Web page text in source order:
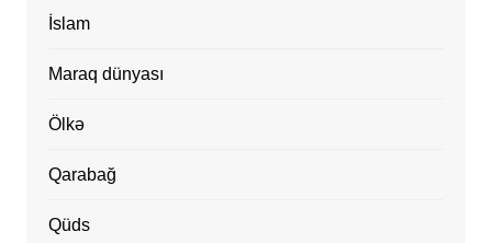
İslam
Maraq dünyası
Ölkə
Qarabağ
Qüds